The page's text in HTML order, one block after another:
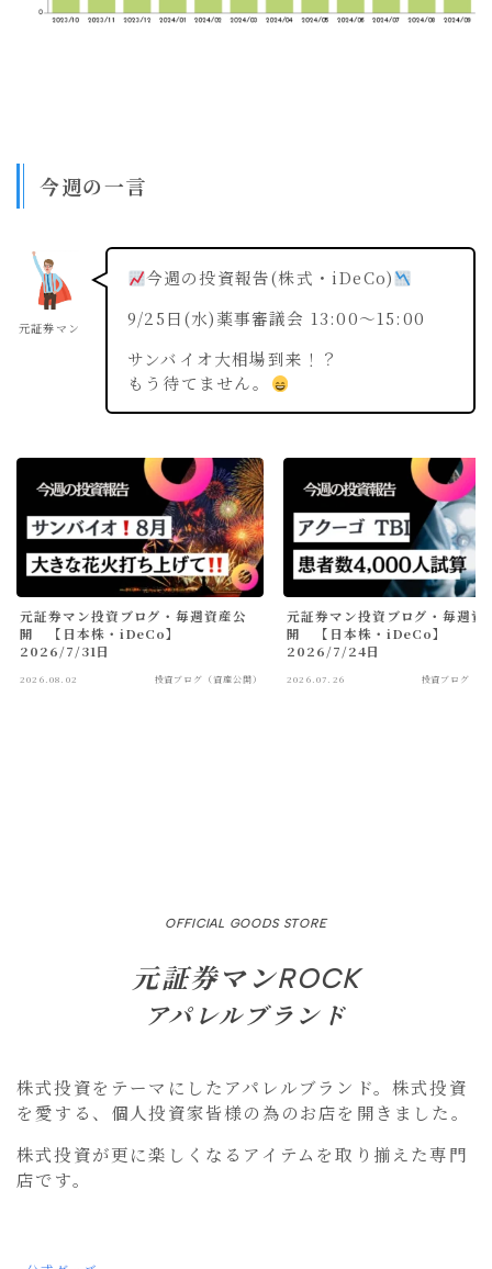
今週の一言
元証券マン
今週の投資報告(株式・iDeCo)
9/25日(水)薬事審議会 13:00〜15:00
サンバイオ大相場到来！？
もう待てません。
元証券マン投資ブログ・毎週資産公
開 【日本株・iDeCo】
2026/7/31日
2026.08.02 投資ブログ（資産公開）
元証券マン投資ブログ・毎週資
開 【日本株・iDeCo】
2026/7/24日
2026.07.26 投資ブログ（
OFFICIAL GOODS STORE
元証券マンROCK
アパレルブランド
株式投資をテーマにしたアパレルブランド。株式投資
を愛する、個人投資家皆様の為のお店を開きました。
株式投資が更に楽しくなるアイテムを取り揃えた専門
店です。